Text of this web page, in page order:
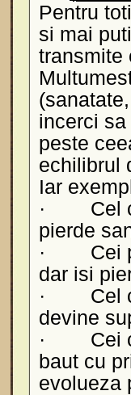
Pentru
si mai
transmite
incerci
peste
echilibrul
Iar
· Cel ce
pierde
· Cei
dar isi
· Cel ce
devine
· Cei ce
baut cu
evolueza